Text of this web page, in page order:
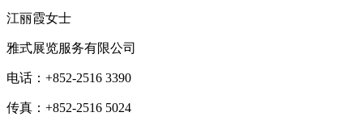
江丽霞女士
雅式展览服务有限公司
电话：+852-2516 3390
传真：+852-2516 5024